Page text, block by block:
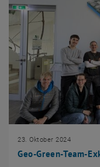
Geo-Green-Team-
23. Oktober 2024